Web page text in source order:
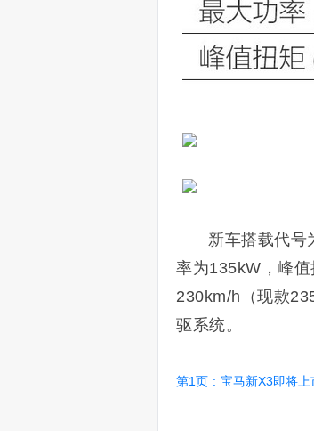
新车搭载代号
率为135kW，峰
230km/h（现款
驱系统。
第1页 : 宝马新X3即将上市